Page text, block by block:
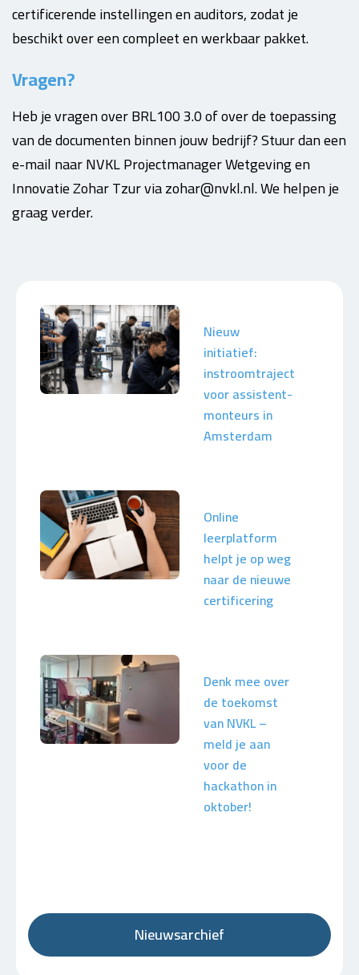
certificerende instellingen en auditors, zodat je
beschikt over een compleet en werkbaar pakket.
Vragen?
Heb je vragen over BRL100 3.0 of over de toepassing
van de documenten binnen jouw bedrijf? Stuur dan een
e-mail naar NVKL Projectmanager Wetgeving en
Innovatie Zohar Tzur via zohar@nvkl.nl. We helpen je
graag verder.
Nieuw
initiatief:
instroomtraject
voor assistent-
monteurs in
Amsterdam
Online
leerplatform
helpt je op weg
naar de nieuwe
certificering
Denk mee over
de toekomst
van NVKL –
meld je aan
voor de
hackathon in
oktober!
Nieuwsarchief